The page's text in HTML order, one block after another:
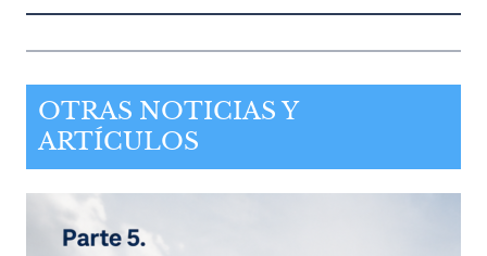
OTRAS NOTICIAS Y
ARTÍCULOS